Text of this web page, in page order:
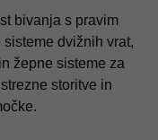
bivanja s pravim
dvižnih vrat,
žepne sisteme za
storitve in